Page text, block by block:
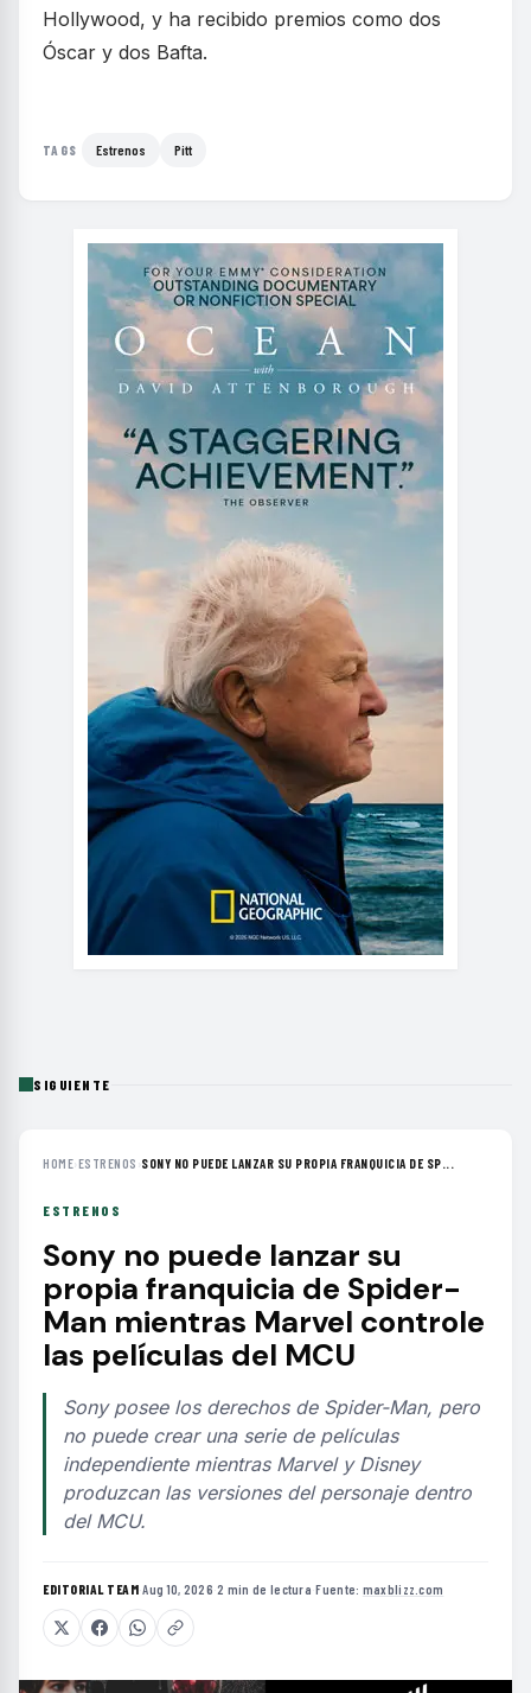
Hollywood, y ha recibido premios como dos
Óscar y dos Bafta.
TAGS Estrenos Pitt
SIGUIENTE
HOME›ESTRENOS ›SONY NO PUEDE LANZAR SU PROPIA FRANQUICIA DE SP...
ESTRENOS
Sony no puede lanzar su
propia franquicia de Spider-
Man mientras Marvel controle
las películas del MCU
Sony posee los derechos de Spider-Man, pero
no puede crear una serie de películas
independiente mientras Marvel y Disney
produzcan las versiones del personaje dentro
del MCU.
EDITORIAL TEAM·Aug 10, 2026·2 min de lectura·Fuente: maxblizz.com